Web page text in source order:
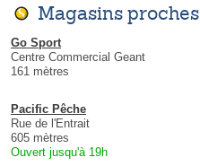
Magasins proches
Go Sport
Centre Commercial Geant
161 mètres
Pacific Pêche
Rue de l'Entrait
605 mètres
Ouvert jusqu'à 19h